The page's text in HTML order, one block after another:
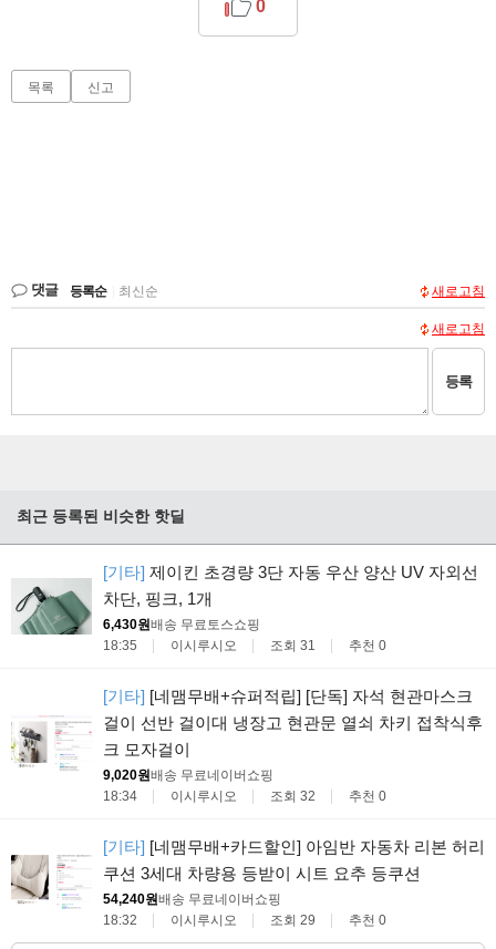
0
목록 신고
댓글 등록순 최신순 새로고침
새로고침
등록
최근 등록된 비슷한 핫딜
[기타] 제이킨 초경량 3단 자동 우산 양산 UV 자외선
차단, 핑크, 1개
6,430원배송 무료토스쇼핑
18:35
이시루시오 조회 31 추천 0
[기타] [네맴무배+슈퍼적립] [단독] 자석 현관마스크
걸이 선반 걸이대 냉장고 현관문 열쇠 차키 접착식후
크 모자걸이
9,020원배송 무료네이버쇼핑
18:34
이시루시오 조회 32 추천 0
[기타] [네맴무배+카드할인] 아임반 자동차 리본 허리
쿠션 3세대 차량용 등받이 시트 요추 등쿠션
54,240원배송 무료네이버쇼핑
18:32
이시루시오 조회 29 추천 0